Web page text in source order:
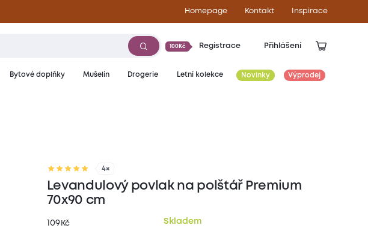
Homepage Kontakt Inspirace
100Kč Registrace Přihlášení
Bytové doplňky Mušelín Drogerie Letní kolekce Novinky Výprodej
4×
Levandulový povlak na polštář Premium
70x90 cm
109 Kč Skladem